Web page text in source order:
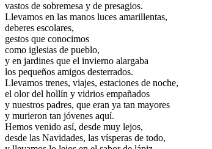
vastos de sobremesa y de presagios.
Llevamos en las manos luces amarillentas,
deberes escolares,
gestos que conocimos
como iglesias de pueblo,
y en jardines que el invierno alargaba
los pequeños amigos desterrados.
Llevamos trenes, viajes, estaciones de noche,
el olor del hollín y vidrios empañados
y nuestros padres, que eran ya tan mayores
y murieron tan jóvenes aquí.
Hemos venido así, desde muy lejos,
desde las Navidades, las vísperas de todo,